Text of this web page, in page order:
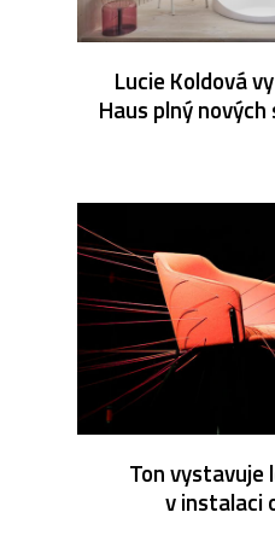
Lucie Koldová
Haus plný
Ton vystavuje
v instalaci